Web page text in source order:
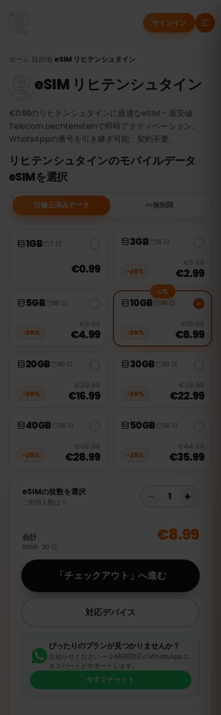
サインイン
ホーム 目的地 eSIM リヒテンシュタイン
eSIM リヒテンシュタイン
€0.99のリヒテンシュタインに最適なeSIM – 最安値、
Telecom Liechtensteinで即時アクティベーション。
WhatsAppの番号を引き継ぎ可能、契約不要。
リヒテンシュタインのモバイルデータ
eSIMを選択
修正済みデータ 無制限
1GB 7 日
€0.99
3GB 15 日
−20%
€3.99
€2.99
5GB 30 日
−20%
20 , now€4.99
€5.99
€4.99
人気
10GB 30 日
−20%
€10.99
€8.99
20GB 30 日
−20%
20 , now €16.99
€20.99
€16.99
30GB 30 日
−20%
€28.99
€22.99
40GB 30 日
−20%
20 , now
€35.99
€28.99
50GB 30 日
−20%
€44.99
€35.99
eSIMの枚数を選択
ご利用人数は？
1 +
合計
10GB · 30 日
€8.99
「チェックアウト」へ進む
対応デバイス
ぴったりのプランが見つかりませんか？
お知らせください — 24時間対応のWhatsAppエ
キスパートがサポートします。
今すぐチャット